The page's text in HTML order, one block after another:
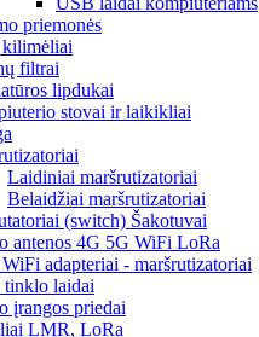
priemonės
filtrai
lipdukai
stovai ir laikikliai
Laidiniai maršrutizatoriai
Belaidžiai maršrutizatoriai
(switch) Šakotuvai
antenos 4G 5G WiFi LoRa
adapteriai - maršrutizatoriai
laidai
įrangos priedai
LMR, LoRa